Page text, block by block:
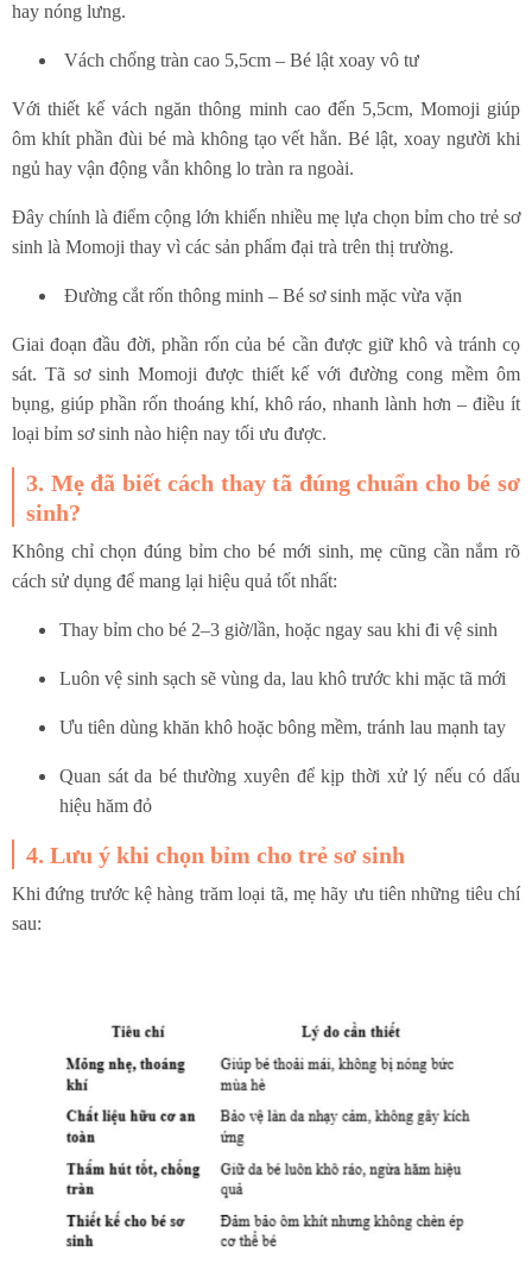
hay nóng lưng.
Vách chống tràn cao 5,5cm – Bé lật xoay vô tư
Với thiết kế vách ngăn thông minh cao đến 5,5cm, Momoji giúp
ôm khít phần đùi bé mà không tạo vết hằn. Bé lật, xoay người khi
ngủ hay vận động vẫn không lo tràn ra ngoài.
Đây chính là điểm cộng lớn khiến nhiều mẹ lựa chọn bỉm cho trẻ sơ
sinh là Momoji thay vì các sản phẩm đại trà trên thị trường.
Đường cắt rốn thông minh – Bé sơ sinh mặc vừa vặn
Giai đoạn đầu đời, phần rốn của bé cần được giữ khô và tránh cọ
sát. Tã sơ sinh Momoji được thiết kế với đường cong mềm ôm
bụng, giúp phần rốn thoáng khí, khô ráo, nhanh lành hơn – điều ít
loại bỉm sơ sinh nào hiện nay tối ưu được.
3. Mẹ đã biết cách thay tã đúng chuẩn cho bé sơ
sinh?
Không chỉ chọn đúng bỉm cho bé mới sinh, mẹ cũng cần nắm rõ
cách sử dụng để mang lại hiệu quả tốt nhất:
Thay bỉm cho bé 2–3 giờ/lần, hoặc ngay sau khi đi vệ sinh
Luôn vệ sinh sạch sẽ vùng da, lau khô trước khi mặc tã mới
Ưu tiên dùng khăn khô hoặc bông mềm, tránh lau mạnh tay
Quan sát da bé thường xuyên để kịp thời xử lý nếu có dấu
hiệu hăm đỏ
4. Lưu ý khi chọn bỉm cho trẻ sơ sinh
Khi đứng trước kệ hàng trăm loại tã, mẹ hãy ưu tiên những tiêu chí
sau: